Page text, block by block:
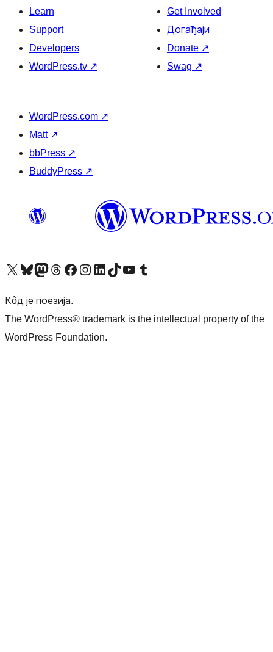
Learn
Support
Developers
WordPress.tv ↗
Get Involved
Догађаји
Donate ↗
Swag ↗
WordPress.com ↗
Matt ↗
bbPress ↗
BuddyPress ↗
Visit our X (formerly Twitter) account
Посетите наш Bluesky налог
Visit our Mastodon account
Посетите наш налог на Threads-у Visit our Facebook pageПосетите наш Инстаграм налог
Visit our LinkedIn account
Посетите наш TikTok налог
Visit our YouTube channel
Посетите наш Tumblr налог
Кôд је поезија.
The WordPress® trademark is the intellectual property of the
WordPress Foundation.